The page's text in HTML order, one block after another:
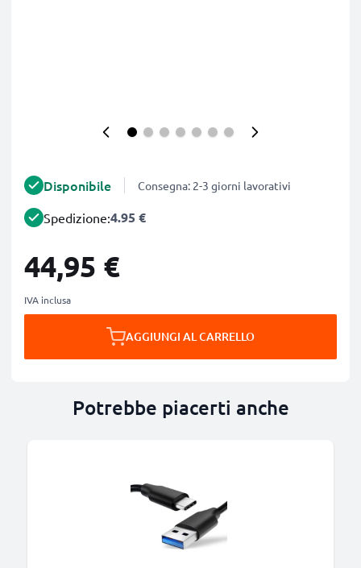
Disponibile Consegna: 2-3 giorni lavorativi
Spedizione:4.95 €
44,95 €
IVA inclusa
AGGIUNGI AL CARRELLO
Potrebbe piacerti anche